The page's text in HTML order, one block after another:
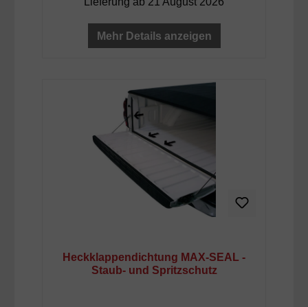
Mehr Details anzeigen
Heckklappendichtung MAX-SEAL -
Staub- und Spritzschutz